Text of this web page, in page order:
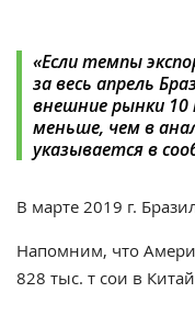
«Если темпы
за весь апрель
внешние рынки
меньше, чем в
указывается в
В марте 2019 г.
Напомним, что
828 тыс. т сои в